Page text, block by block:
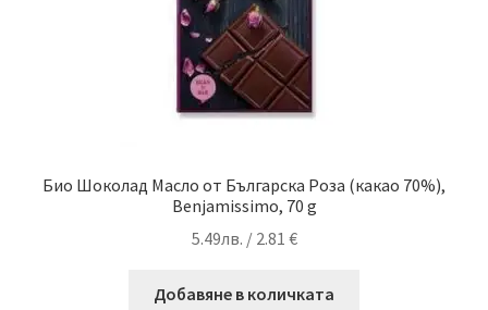
Био Шоколад Масло от Българска Роза (какао 70%),
Benjamissimo, 70 g
5.49лв. / 2.81 €
Добавяне в количката